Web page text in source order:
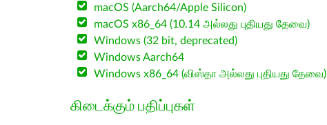
macOS (Aarch64/Apple Silicon)
macOS x86_64 (10.14 அல்லது புதியது தேவை)
Windows (32 bit, deprecated)
Windows Aarch64
Windows x86_64 (விஸ்தா அல்லது புதியது தேவை)
கிடைக்கும் பதிப்புகள்